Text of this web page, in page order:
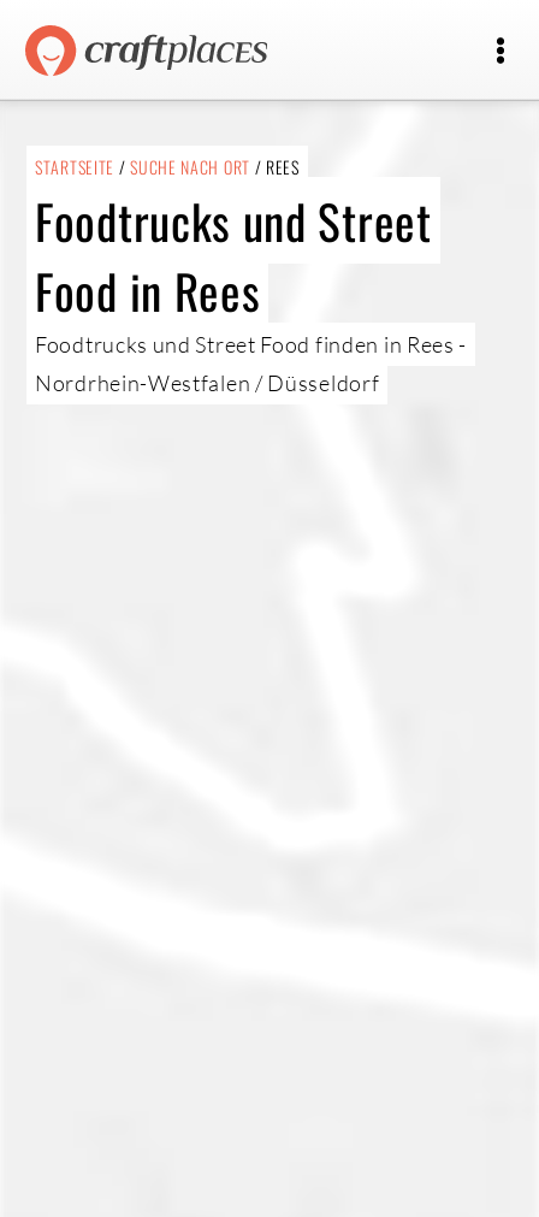
STARTSEITE /SUCHE NACH ORT / REES
Foodtrucks und Street
Food in Rees
Foodtrucks und Street Food finden in Rees -
Nordrhein-Westfalen / Düsseldorf